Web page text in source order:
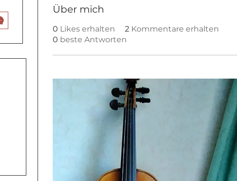
Über mich
0 Likes erhalten 2 Kommentare erhalten
0 beste Antworten